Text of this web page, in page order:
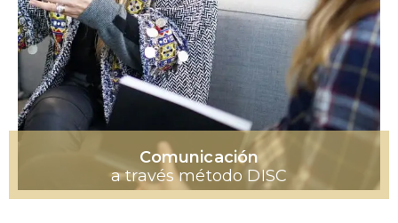
Comunicación
a través método DISC